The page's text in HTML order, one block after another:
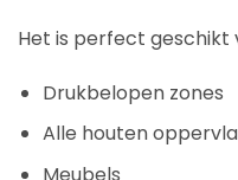
Het is perfect geschikt
Drukbelopen zones
Alle houten
Meubels